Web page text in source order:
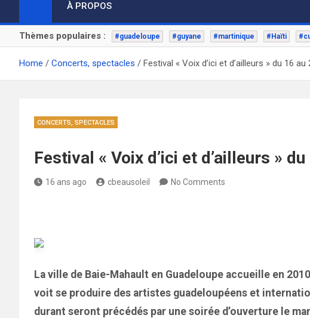
À PROPOS
Thèmes populaires : #guadeloupe #guyane #martinique #Haïti
Home Concerts, spectacles Festival « Voix d’ici et d’ailleurs » du 16
CONCERTS, SPECTACLES
Festival « Voix d’ici et d’ailleurs »
16 ans ago cbeausoleil No Comments
La ville de Baie-Mahault en Guadeloupe accueille en
voit se produire des artistes guadeloupéens et
durant seront précédés par une soirée d’ouverture le